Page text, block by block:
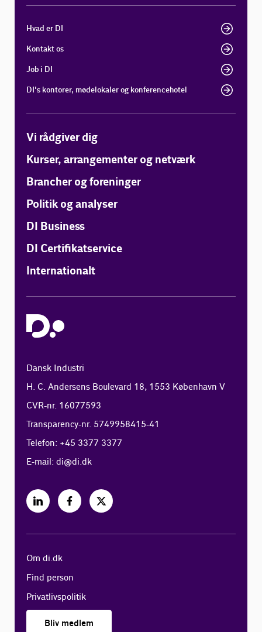
Hvad er DI
Kontakt os
Job i DI
DI's kontorer, mødelokaler og konferencehotel
Vi rådgiver dig
Kurser, arrangementer og netværk
Brancher og foreninger
Politik og analyser
DI Business
DI Certifikatservice
Internationalt
Dansk Industri
H. C. Andersens Boulevard 18, 1553 København V
CVR-nr. 16077593
Transparency-nr. 5749958415-41
Telefon: +45 3377 3377
E-mail:di@di.dk
Om di.dk
Find person
Privatlivspolitik
Bliv medlem